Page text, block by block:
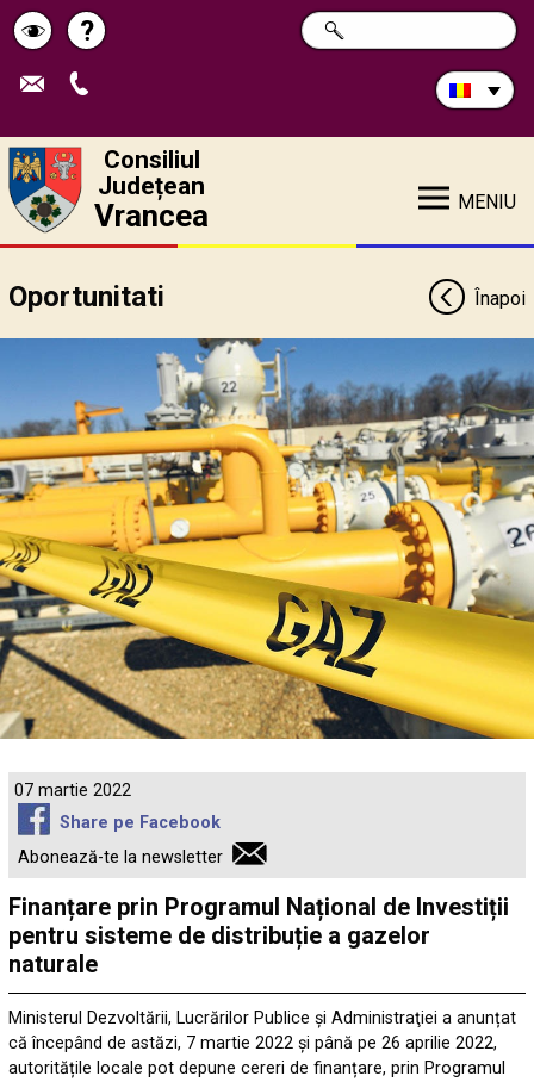
Schimbă
contrastul
Pagina
de
?
Caută
în
CAUTĂ
Consiliul
Județean
Vrancea MENIU
Oportunitati Înapoi
07 martie 2022
Share pe Facebook
Abonează-te la newsletter
Finanțare prin Programul Național de Investiții
pentru sisteme de distribuție a gazelor
naturale
Ministerul Dezvoltării, Lucrărilor Publice şi Administraţiei a anunțat
că începând de astăzi, 7 martie 2022 și până pe 26 aprilie 2022,
autoritățile locale pot depune cereri de finanțare, prin Programul